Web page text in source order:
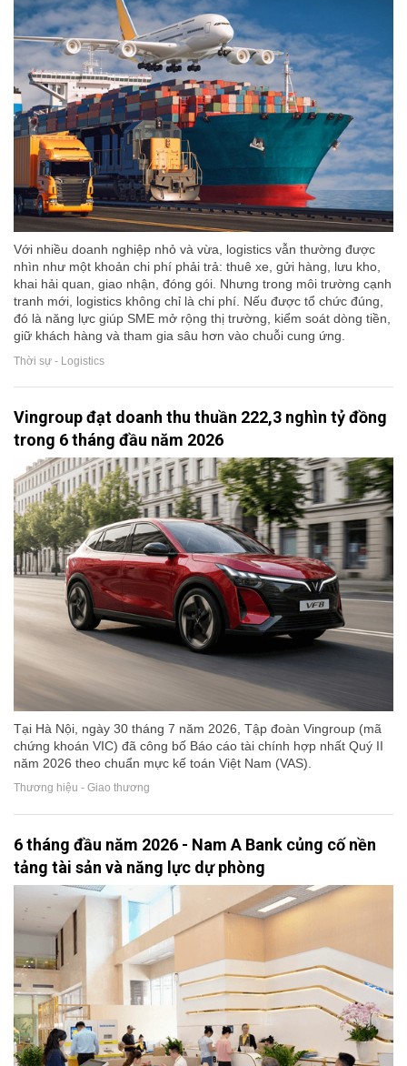
Với nhiều doanh nghiệp nhỏ và vừa, logistics vẫn thường được
nhìn như một khoản chi phí phải trả: thuê xe, gửi hàng, lưu kho,
khai hải quan, giao nhận, đóng gói. Nhưng trong môi trường cạnh
tranh mới, logistics không chỉ là chi phí. Nếu được tổ chức đúng,
đó là năng lực giúp SME mở rộng thị trường, kiểm soát dòng tiền,
giữ khách hàng và tham gia sâu hơn vào chuỗi cung ứng.
Thời sự - Logistics
Vingroup đạt doanh thu thuần 222,3 nghìn tỷ đồng
trong 6 tháng đầu năm 2026
Tại Hà Nội, ngày 30 tháng 7 năm 2026, Tập đoàn Vingroup (mã
chứng khoán VIC) đã công bố Báo cáo tài chính hợp nhất Quý II
năm 2026 theo chuẩn mực kế toán Việt Nam (VAS).
Thương hiệu - Giao thương
6 tháng đầu năm 2026 - Nam A Bank củng cố nền
tảng tài sản và năng lực dự phòng